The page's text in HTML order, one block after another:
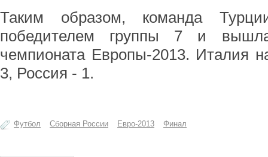
Таким образом, команда
победителем группы 7 и
чемпионата Европы-2013. Италия
3, Россия - 1.
Футбол Сборная России Евро-2013 Финал